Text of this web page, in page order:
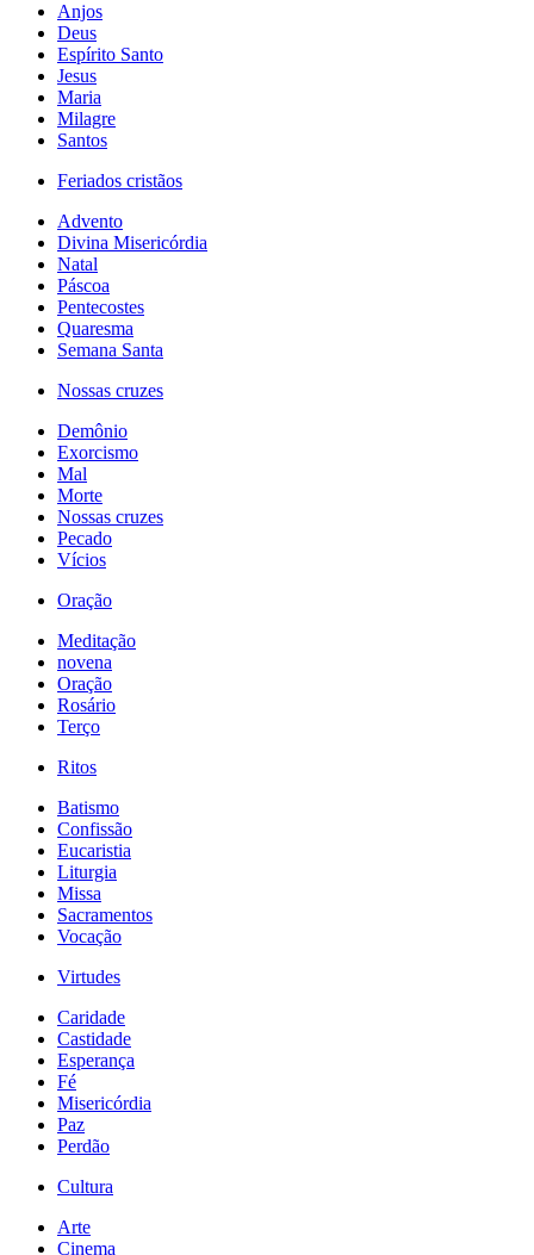
Anjos
Deus
Espírito Santo
Jesus
Maria
Milagre
Santos
Feriados cristãos
Advento
Divina Misericórdia
Natal
Páscoa
Pentecostes
Quaresma
Semana Santa
Nossas cruzes
Demônio
Exorcismo
Mal
Morte
Nossas cruzes
Pecado
Vícios
Oração
Meditação
novena
Oração
Rosário
Terço
Ritos
Batismo
Confissão
Eucaristia
Liturgia
Missa
Sacramentos
Vocação
Virtudes
Caridade
Castidade
Esperança
Fé
Misericórdia
Paz
Perdão
Cultura
Arte
Cinema